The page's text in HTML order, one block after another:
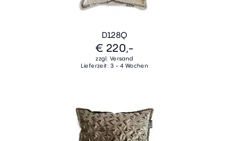
D128Q
€ 220,-
zzgl. Versand
Lieferzeit: 3 - 4 Wochen